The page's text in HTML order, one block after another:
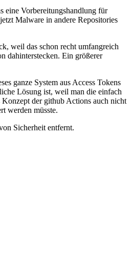
eine Vorbereitungshandlung für
Malware in andere Repositories
weil das schon recht umfangreich
dahinterstecken. Ein größerer
ganze System aus Access Tokens
Lösung ist, weil man die einfach
der github Actions auch nicht
werden müsste.
Sicherheit entfernt.